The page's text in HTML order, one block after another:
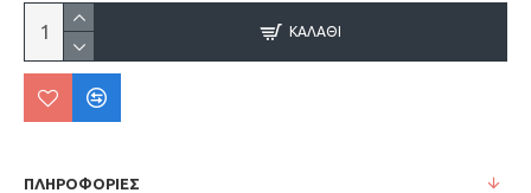
ΚΑΛΆΘΙ
ΠΛΗΡΟΦΟΡΊΕΣ